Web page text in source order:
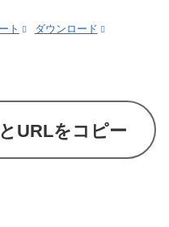
ト ダウンロード
URLをコピー